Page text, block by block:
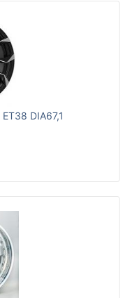
DIA67,1